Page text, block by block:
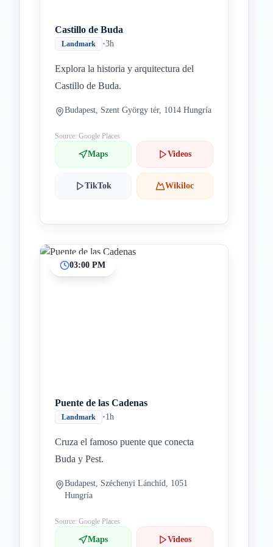
Castillo de Buda
Landmark •3h
Explora la historia y arquitectura del
Castillo de Buda.
Budapest, Szent György tér, 1014 Hungría
Source: Google Places
Maps Videos
TikTok Wikiloc
03:00 PM
Puente de las Cadenas
Landmark •1h
Cruza el famoso puente que conecta
Buda y Pest.
Budapest, Széchenyi Lánchíd, 1051
Hungría
Source: Google Places
Maps Videos